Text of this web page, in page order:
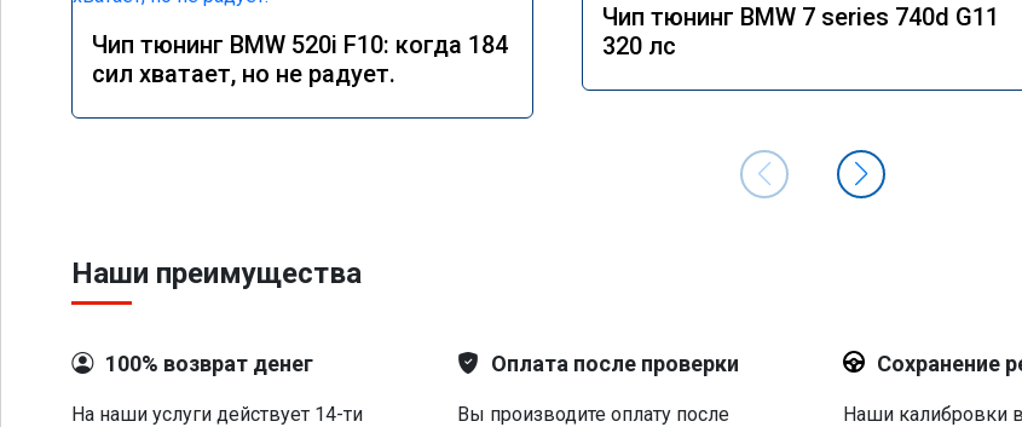
Чип тюнинг BMW 520i F10: когда 184
сил хватает, но не радует.
Чип тюнинг BMW 7 series 740d G11
320 лс
Наши преимущества
100% возврат денег
На наши услуги действует 14-ти
Оплата после проверки
Вы производите оплату после
Сохранение
Наши калибровки